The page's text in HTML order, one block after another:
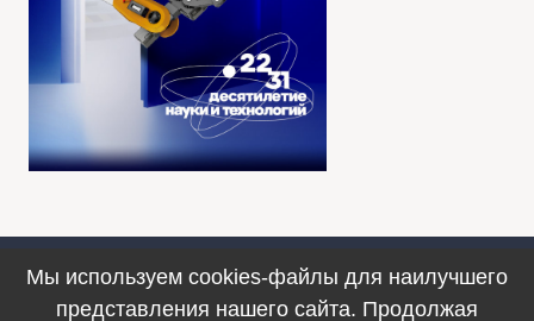
Противодействие коррупции
Мы используем cookies-файлы для наилучшего
представления нашего сайта. Продолжая